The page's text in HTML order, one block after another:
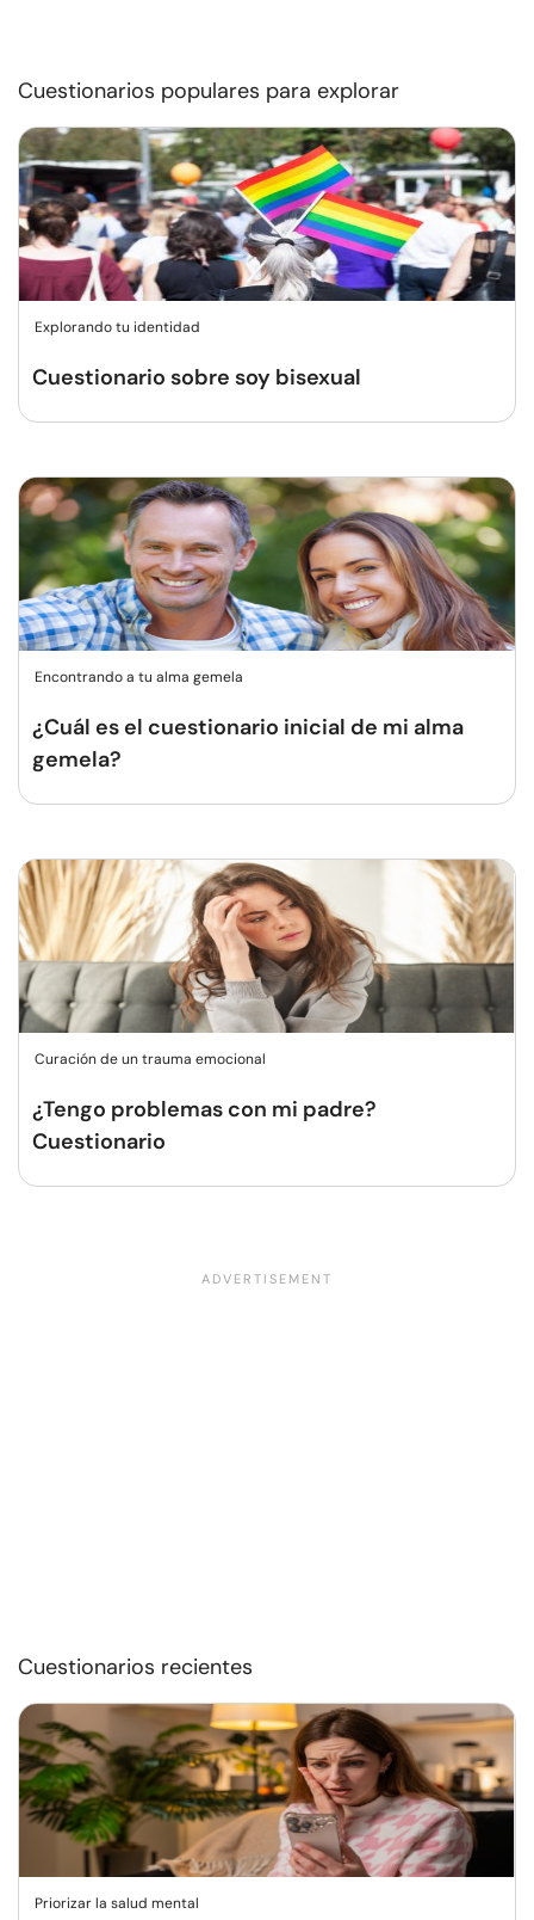
Cuestionarios populares para explorar
Explorando tu identidad
Cuestionario sobre soy bisexual
Encontrando a tu alma gemela
¿Cuál es el cuestionario inicial de mi alma
gemela?
Curación de un trauma emocional
¿Tengo problemas con mi padre?
Cuestionario
Cuestionarios recientes
Priorizar la salud mental